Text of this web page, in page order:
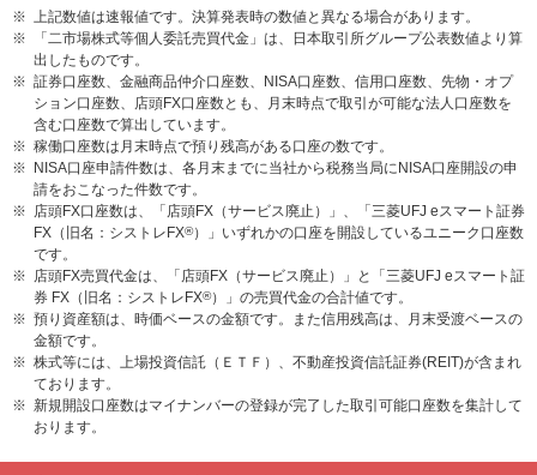
※ 上記数値は速報値です。決算発表時の数値と異なる場合があります。
※
「二市場株式等個人委託売買代金」は、日本取引所グループ公表数値より算
出したものです。
※ 証券口座数、金融商品仲介口座数、NISA口座数、信用口座数、先物・オプ
ション口座数、店頭FX口座数とも、月末時点で取引が可能な法人口座数を
含む口座数で算出しています。
※ 稼働口座数は月末時点で預り残高がある口座の数です。
※
NISA口座申請件数は、各月末までに当社から税務当局にNISA口座開設の申
請をおこなった件数です。
※ 店頭FX口座数は、「店頭FX（サービス廃止）」、「三菱UFJ eスマート証券
FX（旧名：シストレFX®）」いずれかの口座を開設しているユニーク口座数
です。
※ 店頭FX売買代金は、「店頭FX（サービス廃止）」と「三菱UFJ eスマート証
券 FX（旧名：シストレFX®）」の売買代金の合計値です。
※ 預り資産額は、時価ベースの金額です。また信用残高は、月末受渡ベースの
金額です。
※ 株式等には、上場投資信託（ＥＴＦ）、不動産投資信託証券(REIT)が含まれ
ております。
※ 新規開設口座数はマイナンバーの登録が完了した取引可能口座数を集計して
おります。